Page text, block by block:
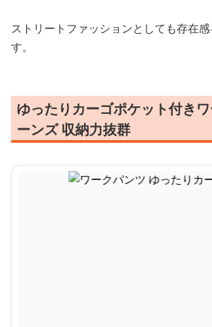
ストリートファッションとしても存在
す。
ゆったりカーゴポケット付き
ーンズ 収納力抜群